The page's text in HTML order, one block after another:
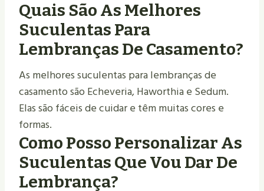
Quais São As Melhores
Suculentas Para
Lembranças De Casamento?
As melhores suculentas para lembranças de
casamento são Echeveria, Haworthia e Sedum.
Elas são fáceis de cuidar e têm muitas cores e
formas.
Como Posso Personalizar As
Suculentas Que Vou Dar De
Lembrança?